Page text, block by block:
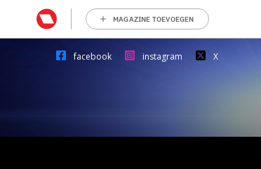
MAGAZINE TOEVOEGEN
facebook instagram X